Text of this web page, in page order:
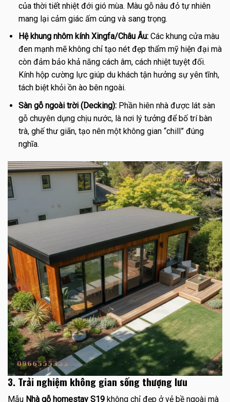
của thời tiết nhiệt đới gió mùa. Màu gỗ nâu đỏ tự nhiên
mang lại cảm giác ấm cúng và sang trọng.
Hệ khung nhôm kính Xingfa/Châu Âu:Các khung cửa màu
đen mạnh mẽ không chỉ tạo nét đẹp thẩm mỹ hiện đại mà
còn đảm bảo khả năng cách âm, cách nhiệt tuyệt đối.
Kính hộp cường lực giúp du khách tận hưởng sự yên tĩnh,
tách biệt khỏi ồn ào bên ngoài.
Sàn gỗ ngoài trời (Decking):Phần hiên nhà được lát sàn
gỗ chuyên dụng chịu nước, là nơi lý tưởng để bố trí bàn
trà, ghế thư giãn, tạo nên một không gian “chill” đúng
nghĩa.
3. Trải nghiệm không gian sống thượng lưu
Mẫu Nhà gỗ homestay S19 không chỉ đẹp ở vẻ bề ngoài mà